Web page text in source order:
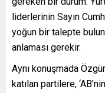
liderlerinin Sayın
yoğun bir talepte
anlaması gerekir.
Aynı konuşmada
katılan partilere,